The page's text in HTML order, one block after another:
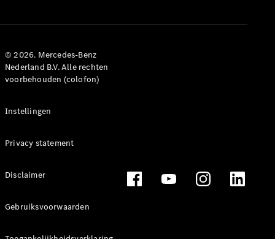
auto’s
Onze acties
Fleet,
Corporate &
Certified
auto's
Configurator
Prijslijsten &
© 2026. Mercedes-Benz
Nederland B.V. Alle rechten
voorbehouden (colofon)
Instellingen
Privacy statement
Disclaimer
Gebruiksvoorwaarden